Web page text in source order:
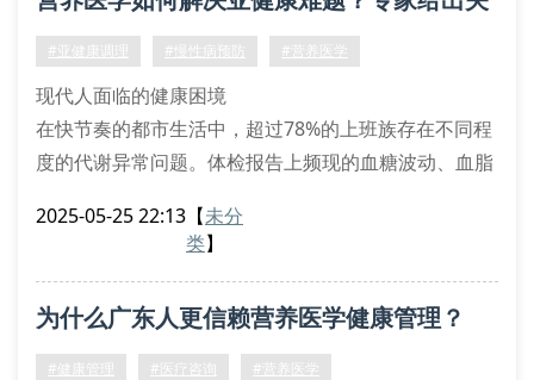
将健康检测等同于年度体检，忽视动态监测
过分依赖营养补充剂，忽略膳食平衡
键答案
#亚健康调理 #慢性病预防 #营养医学
现代人面临的健康困境
在快节奏的都市生活中，超过78%的上班族存在不同程
度的代谢异常问题。体检报告上频现的血糖波动、血脂
区某三甲医院最新调查显示，35-50岁人群中，62%存
精准检测技术：采用国际认证的基因检测设备，解析个
体营养吸收差异
2025-05-25 22:13 【未分
类】
为什么广东人更信赖营养医学健康管理？
#健康管理 #医疗咨询 #营养医学